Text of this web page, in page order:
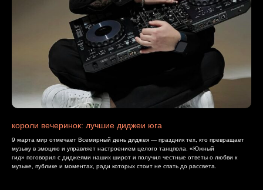
короли вечеринок: лучшие диджеи юга
9 марта мир отмечает Всемирный день диджея — праздник тех, кто превращает
музыку в эмоцию и управляет настроением целого танцпола. «Южный
гид» поговорил с диджеями наших широт и получил честные ответы о любви к
музыке, публике и моментах, ради которых стоит не спать до рассвета.